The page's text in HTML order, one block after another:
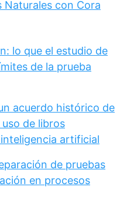
Naturales con Cora
lo que el estudio de
de la prueba
acuerdo histórico de
uso de libros
artificial
de pruebas
en procesos